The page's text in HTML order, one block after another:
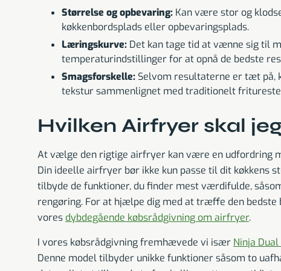
Størrelse og opbevaring: Kan være stor og
køkkenbordsplads eller opbevaringsplads.
Læringskurve: Det kan tage tid at vænne sig til
temperaturindstillinger for at opnå de bedste
Smagsforskelle: Selvom resultaterne er tæt på,
tekstur sammenlignet med traditionelt
Hvilken Airfryer skal
At vælge den rigtige airfryer kan være en udfordring
Din ideelle airfryer bør ikke kun passe til dit køkkens
tilbyde de funktioner, du finder mest værdifulde,
rengøring. For at hjælpe dig med at træffe den
vores dybdegående købsrådgivning om airfryer.
I vores købsrådgivning fremhævede vi især Ninja
Denne model tilbyder unikke funktioner såsom to